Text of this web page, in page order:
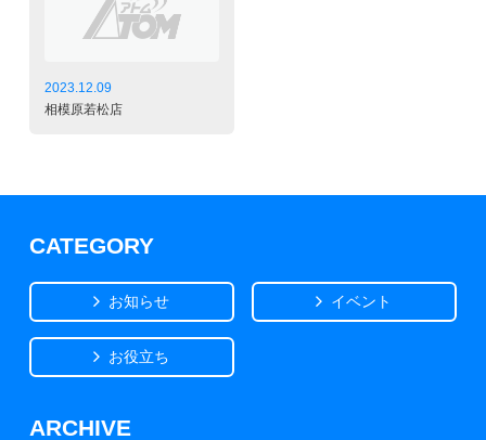
2023.12.09
相模原若松店
CATEGORY
お知らせ イベント
お役立ち
ARCHIVE